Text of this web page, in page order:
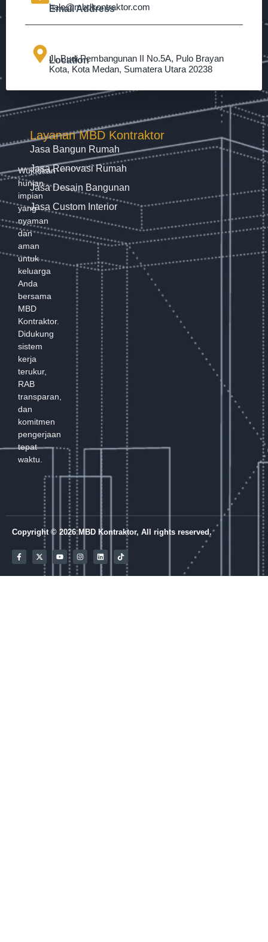
Email Address
halo@mbdkontraktor.com
Location
Jl. Budi Pembangunan II No.5A, Pulo Brayan
Kota, Kota Medan, Sumatera Utara 20238
Wujudkan
hunian
impian
yang
nyaman
dan
aman
untuk
keluarga
Anda
bersama
MBD
Kontraktor.
Didukung
sistem
kerja
terukur,
RAB
transparan,
dan
komitmen
pengerjaan
tepat
waktu.
Layanan MBD Kontraktor
Jasa Bangun Rumah
Jasa Renovasi Rumah
Jasa Desain Bangunan
Jasa Custom Interior
Copyright © 2026 MBD Kontraktor, All rights reserved.